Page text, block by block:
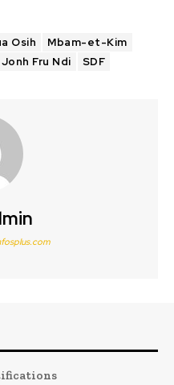
Osih
Mbam-et-Kim
Jonh Fru Ndi SDF